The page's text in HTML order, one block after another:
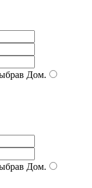
Дом.
Дом.